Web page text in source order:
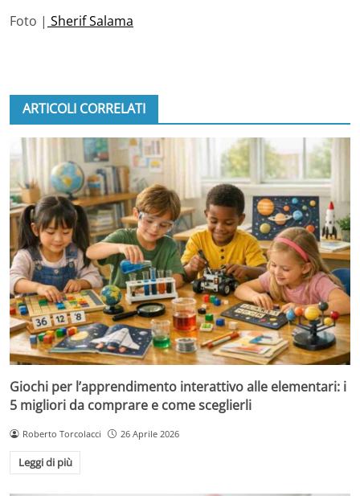
Foto | Sherif Salama
ARTICOLI CORRELATI
Giochi per l’apprendimento interattivo alle elementari: i
5 migliori da comprare e come sceglierli
Roberto Torcolacci 26 Aprile 2026
Leggi di più